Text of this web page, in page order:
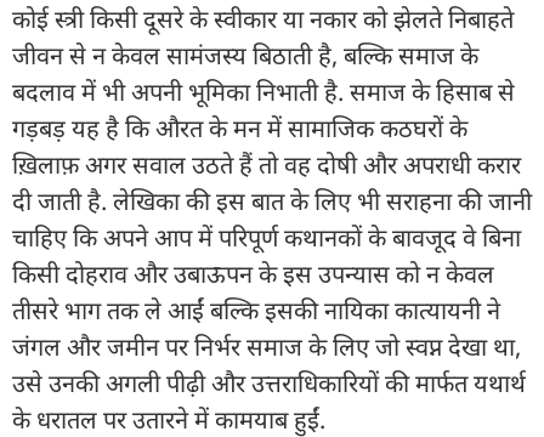
कोई स्त्री किसी दूसरे के स्वीकार या नकार को झेलते निबाहते
जीवन से न केवल सामंजस्य बिठाती है, बल्कि समाज के
बदलाव में भी अपनी भूमिका निभाती है. समाज के हिसाब से
गड़बड़ यह है कि औरत के मन में सामाजिक कठघरों के
ख़िलाफ़ अगर सवाल उठते हैं तो वह दोषी और अपराधी करार
दी जाती है. लेखिका की इस बात के लिए भी सराहना की जानी
चाहिए कि अपने आप में परिपूर्ण कथानकों के बावजूद वे बिना
किसी दोहराव और उबाऊपन के इस उपन्यास को न केवल
तीसरे भाग तक ले आईं बल्कि इसकी नायिका कात्यायनी ने
जंगल और जमीन पर निर्भर समाज के लिए जो स्वप्न देखा था,
उसे उनकी अगली पीढ़ी और उत्तराधिकारियों की मार्फत यथार्थ
के धरातल पर उतारने में कामयाब हुईं.